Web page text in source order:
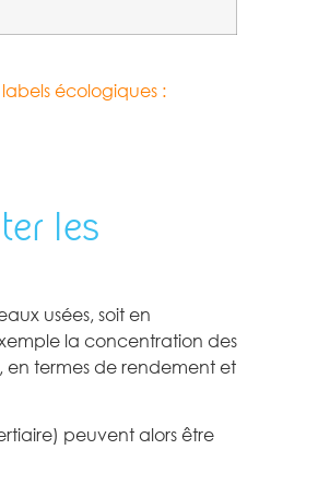
labels écologiques :
les
usées, soit en
la concentration des
en termes de rendement et
peuvent alors être